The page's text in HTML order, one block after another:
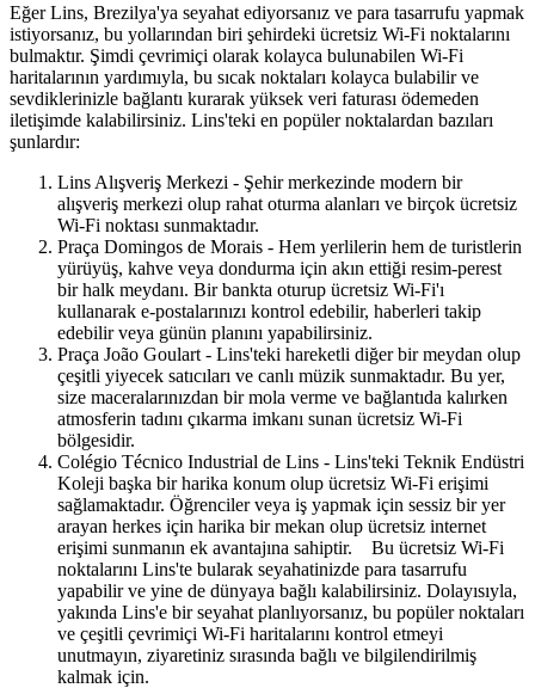
Eğer Lins, Brezilya'ya seyahat ediyorsanız ve para tasarrufu yapmak
istiyorsanız, bu yollarından biri şehirdeki ücretsiz Wi-Fi noktalarını
bulmaktır. Şimdi çevrimiçi olarak kolayca bulunabilen Wi-Fi
haritalarının yardımıyla, bu sıcak noktaları kolayca bulabilir ve
sevdiklerinizle bağlantı kurarak yüksek veri faturası ödemeden
iletişimde kalabilirsiniz. Lins'teki en popüler noktalardan bazıları
şunlardır:
Lins Alışveriş Merkezi - Şehir merkezinde modern bir
alışveriş merkezi olup rahat oturma alanları ve birçok ücretsiz
Wi-Fi noktası sunmaktadır.
Praça Domingos de Morais - Hem yerlilerin hem de turistlerin
yürüyüş, kahve veya dondurma için akın ettiği resim-perest
bir halk meydanı. Bir bankta oturup ücretsiz Wi-Fi'ı
kullanarak e-postalarınızı kontrol edebilir, haberleri takip
edebilir veya günün planını yapabilirsiniz.
Praça João Goulart - Lins'teki hareketli diğer bir meydan olup
çeşitli yiyecek satıcıları ve canlı müzik sunmaktadır. Bu yer,
size maceralarınızdan bir mola verme ve bağlantıda kalırken
atmosferin tadını çıkarma imkanı sunan ücretsiz Wi-Fi
bölgesidir.
Colégio Técnico Industrial de Lins - Lins'teki Teknik Endüstri
Koleji başka bir harika konum olup ücretsiz Wi-Fi erişimi
sağlamaktadır. Öğrenciler veya iş yapmak için sessiz bir yer
arayan herkes için harika bir mekan olup ücretsiz internet
erişimi sunmanın ek avantajına sahiptir. Bu ücretsiz Wi-Fi
noktalarını Lins'te bularak seyahatinizde para tasarrufu
yapabilir ve yine de dünyaya bağlı kalabilirsiniz. Dolayısıyla,
yakında Lins'e bir seyahat planlıyorsanız, bu popüler noktaları
ve çeşitli çevrimiçi Wi-Fi haritalarını kontrol etmeyi
unutmayın, ziyaretiniz sırasında bağlı ve bilgilendirilmiş
kalmak için.